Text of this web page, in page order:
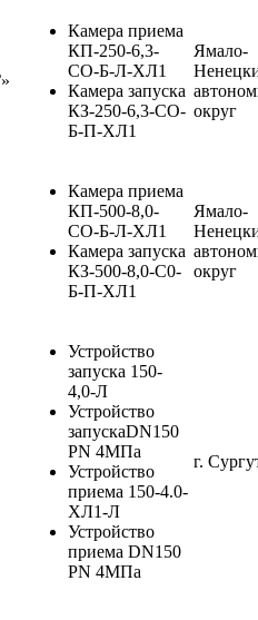
Камера приема
КП-250-6,3-
СО-Б-Л-ХЛ1
Камера запуска
КЗ-250-6,3-СО-
Б-П-ХЛ1
Ямало-
округ
Камера приема
КП-500-8,0-
СО-Б-Л-ХЛ1
Камера запуска
КЗ-500-8,0-С0-
Б-П-ХЛ1
Ямало-
округ
Устройство
запуска 150-
4,0-Л
Устройство
запускаDN150
PN 4МПа
Устройство
приема 150-4.0-
ХЛ1-Л
Устройство
приема DN150
PN 4МПа
г.